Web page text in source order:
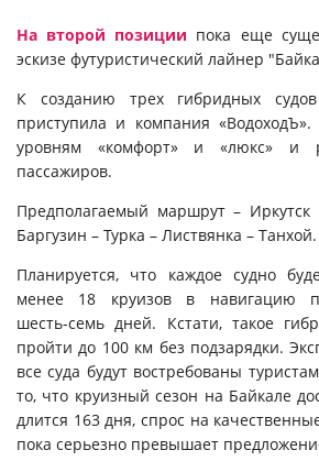
На второй позиции пока еще
эскизе футуристический лайнер
К созданию трех гибридных
приступила и компания «ВодоходЪ».
уровням «комфорт» и «люкс» и
пассажиров.
Предполагаемый маршрут –
Баргузин – Турка – Листвянка – Танхой.
Планируется, что каждое судно
менее 18 круизов в навигацию
шесть-семь дней. Кстати, такое
пройти до 100 км без подзарядки.
все суда будут востребованы
то, что круизный сезон на Байкале
длится 163 дня, спрос на
пока серьезно превышает